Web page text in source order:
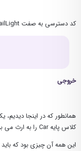
کد دسترسی به صفت tailLight:
خروجی
کلاس پایه Car را به ارث می برد و در اینجا وراثت به درستی اجرا می شود.
این همه آن چیزی بود که باید